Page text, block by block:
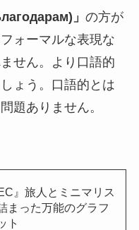
」 の方が
ォーマルな表現な
せん。より口語的
ょう。口語的とは
題ありません。
』旅人とミニマリス
まった万能のグラフ
ト